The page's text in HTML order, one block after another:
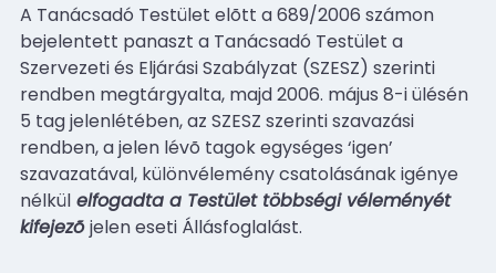
A Tanácsadó Testület elõtt a 689/2006 számon
bejelentett panaszt a Tanácsadó Testület a
Szervezeti és Eljárási Szabályzat (SZESZ) szerinti
rendben megtárgyalta, majd 2006. május 8-i ülésén
5 tag jelenlétében, az SZESZ szerinti szavazási
rendben, a jelen lévõ tagok egységes ‘igen’
szavazatával, különvélemény csatolásának igénye
nélkül elfogadta a Testület többségi véleményét
kifejezõjelen eseti Állásfoglalást.